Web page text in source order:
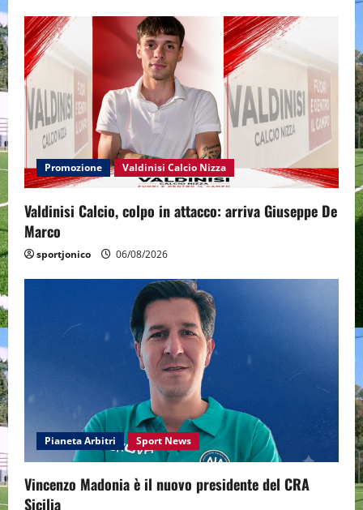
Promozione Valdinisi Calcio Nizza
Valdinisi Calcio, colpo in attacco: arriva Giuseppe De
Marco
sportjonico 06/08/2026
Pianeta Arbitri Sport News
Vincenzo Madonia è il nuovo presidente del CRA
Sicilia